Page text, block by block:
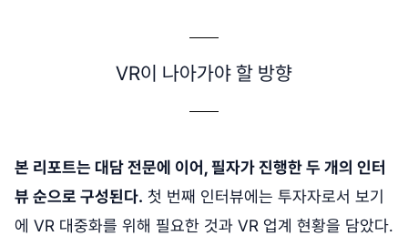
VR이 나아가야 할 방향
본 리포트는 대담 전문에 이어, 필자가 진행한 두 개의 인터
뷰 순으로 구성된다. 첫 번째 인터뷰에는 투자자로서 보기
에 VR 대중화를 위해 필요한 것과 VR 업계 현황을 담았다.